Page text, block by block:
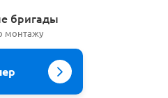
бригады
монтажу